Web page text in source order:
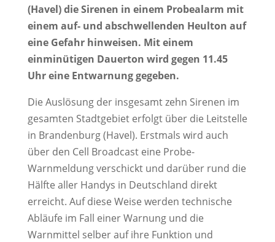
(Havel) die Sirenen in einem Probealarm mit
einem auf- und abschwellenden Heulton auf
eine Gefahr hinweisen. Mit einem
einminütigen Dauerton wird gegen 11.45
Uhr eine Entwarnung gegeben.
Die Auslösung der insgesamt zehn Sirenen im
gesamten Stadtgebiet erfolgt über die Leitstelle
in Brandenburg (Havel). Erstmals wird auch
über den Cell Broadcast eine Probe-
Warnmeldung verschickt und darüber rund die
Hälfte aller Handys in Deutschland direkt
erreicht. Auf diese Weise werden technische
Abläufe im Fall einer Warnung und die
Warnmittel selber auf ihre Funktion und